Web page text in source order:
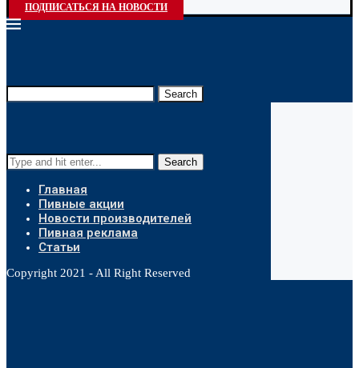
ПОДПИСАТЬСЯ НА НОВОСТИ
Search
Search
Главная
Пивные акции
Новости производителей
Пивная реклама
Статьи
Copyright 2021 - All Right Reserved